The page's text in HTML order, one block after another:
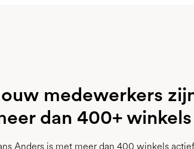
medewerkers
dan 400+ winkels
Anders is met meer dan 400 winkels